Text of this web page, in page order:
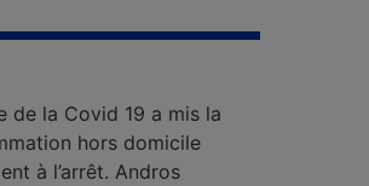
de la Covid 19 a mis la
hors domicile
à l’arrêt. Andros